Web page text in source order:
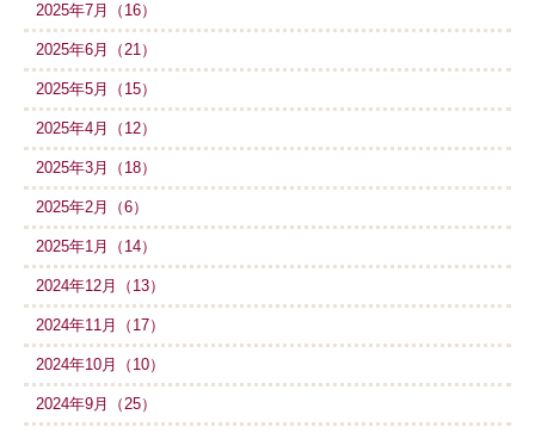
2025年7月（16）
2025年6月（21）
2025年5月（15）
2025年4月（12）
2025年3月（18）
2025年2月（6）
2025年1月（14）
2024年12月（13）
2024年11月（17）
2024年10月（10）
2024年9月（25）